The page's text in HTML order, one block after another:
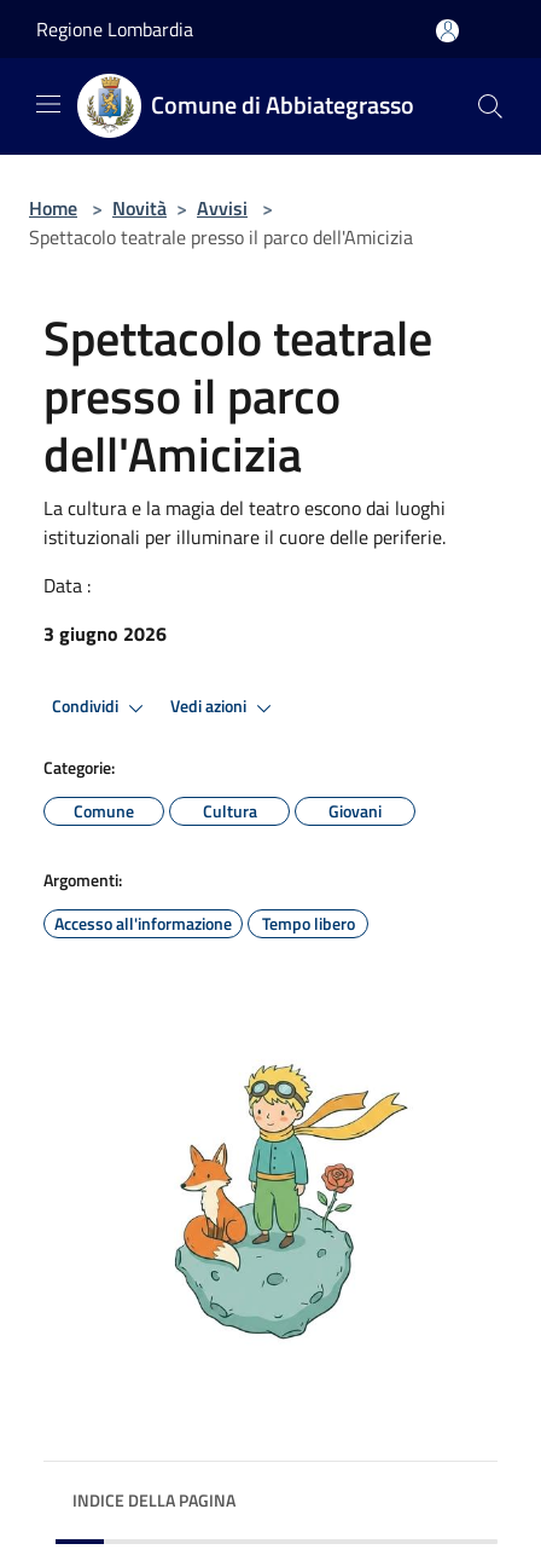
Regione Lombardia
Comune di Abbiategrasso
Home > Novità > Avvisi >
Spettacolo teatrale presso il parco dell'Amicizia
Spettacolo teatrale
presso il parco
dell'Amicizia
La cultura e la magia del teatro escono dai luoghi
istituzionali per illuminare il cuore delle periferie.
Data :
3 giugno 2026
Condividi Vedi azioni
Categorie:
Comune
Cultura Giovani
Argomenti:
Accesso all'informazione
Tempo libero
INDICE DELLA PAGINA